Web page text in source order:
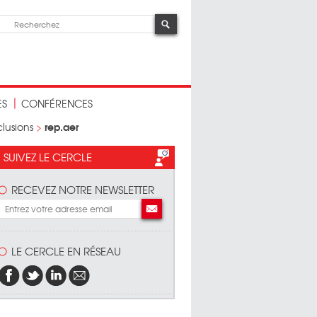
CONFÉRENCES
> rep.aer
SUIVEZ LE CERCLE
RECEVEZ NOTRE NEWSLETTER
LE CERCLE EN RÉSEAU